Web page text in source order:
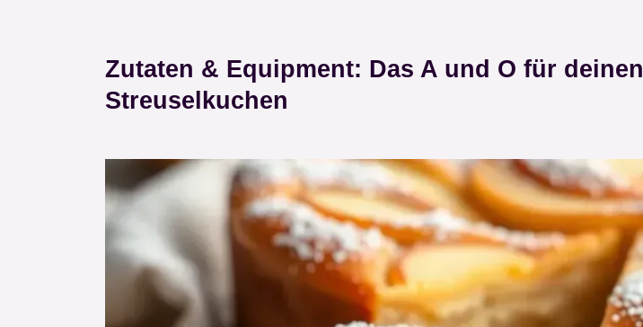
Zutaten & Equipment: Das A und O für deinen
Streuselkuchen